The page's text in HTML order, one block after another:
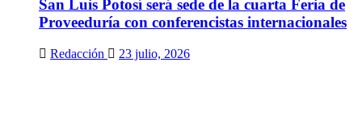
San Luis Potosí será sede de la cuarta Feria de
Proveeduría con conferencistas internacionales
Redacción 23 julio, 2026